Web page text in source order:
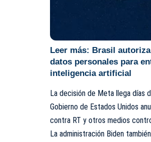
Leer más: Brasil
datos personales para
inteligencia artificial
La decisión de Meta llega días
Gobierno de Estados Unidos
contra RT y otros medios
La administración Biden